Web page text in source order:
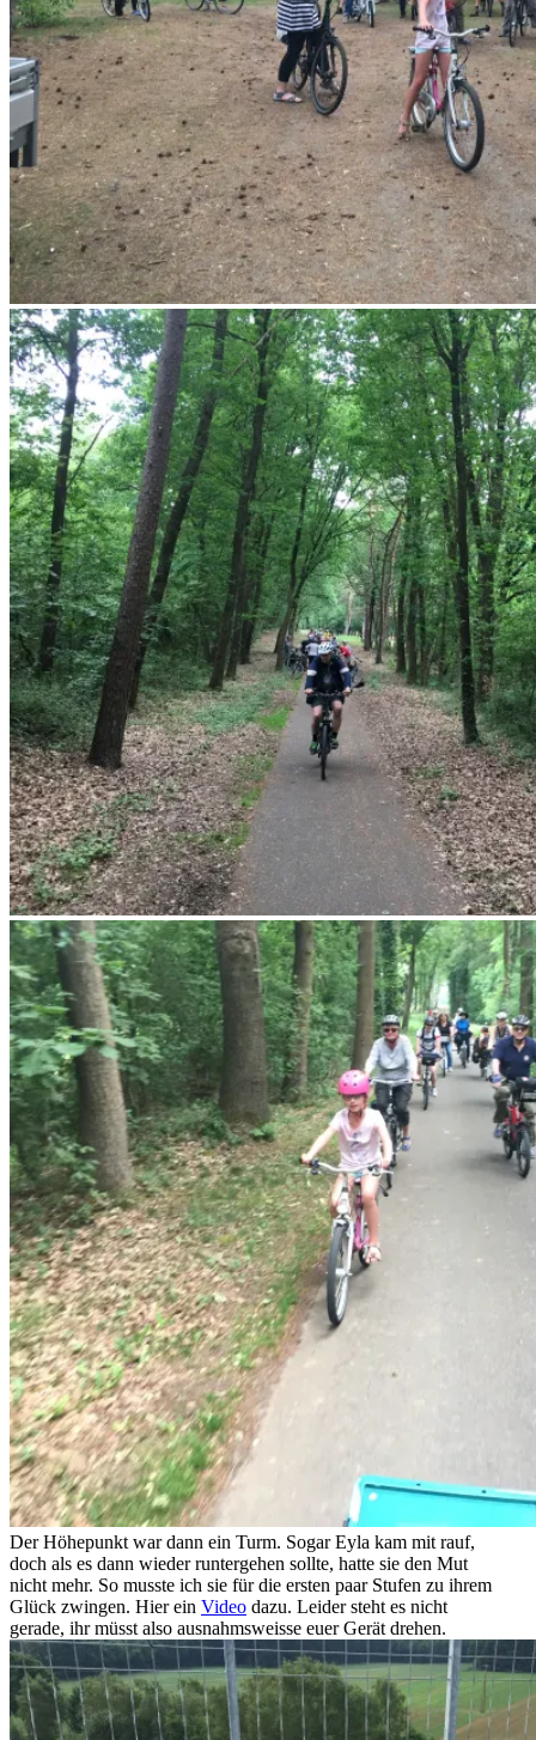
Der Höhepunkt war dann ein Turm. Sogar Eyla kam mit rauf,
doch als es dann wieder runtergehen sollte, hatte sie den Mut
nicht mehr. So musste ich sie für die ersten paar Stufen zu ihrem
Glück zwingen. Hier ein Video dazu. Leider steht es nicht
gerade, ihr müsst also ausnahmsweisse euer Gerät drehen.